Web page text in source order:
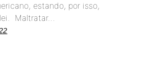
estando, por isso,
Maltratar…